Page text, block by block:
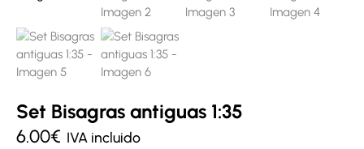
Set Bisagras antiguas 1:35
6.00€ IVA incluido